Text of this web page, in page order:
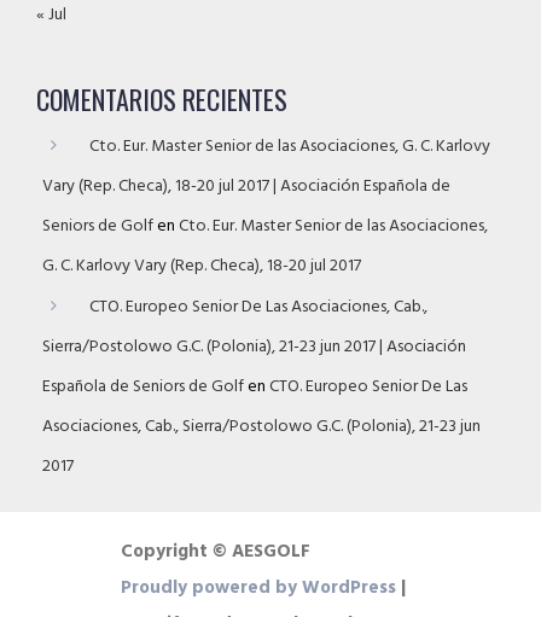
« Jul
COMENTARIOS RECIENTES
Cto. Eur. Master Senior de las Asociaciones, G. C. Karlovy
Vary (Rep. Checa), 18-20 jul 2017 | Asociación Española de
Seniors de GolfenCto. Eur. Master Senior de las Asociaciones,
G. C. Karlovy Vary (Rep. Checa), 18-20 jul 2017
CTO. Europeo Senior De Las Asociaciones, Cab.,
Sierra/Postolowo G.C. (Polonia), 21-23 jun 2017 | Asociación
Española de Seniors de GolfenCTO. Europeo Senior De Las
Asociaciones, Cab., Sierra/Postolowo G.C. (Polonia), 21-23 jun
2017
Copyright © AESGOLF
Proudly powered by WordPress |